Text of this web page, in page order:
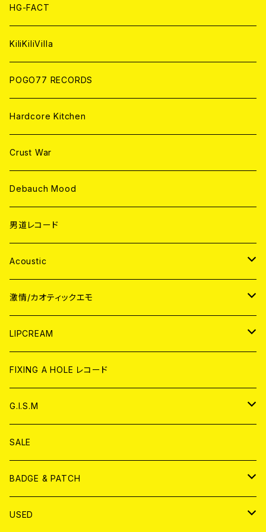
ANALOG
ANALOG
CD
ANALOG
HG-FACT
KiliKiliVilla
POGO77 RECORDS
Hardcore Kitchen
Crust War
Debauch Mood
男道レコード
Acoustic
JAPAN
CD
ANALOG
WORLD
CD
ANALOG
激情/カオティックエモ
JAPAN
CD
ANALOG
WORLD
CD
ANALOG
LIPCREAM
CD
アナログ
DVD
T-shirt & WEAR
FIXING A HOLE レコード
G.I.S.M
CD
ANALOG
T-SHIRT & WEAR
SALE
BADGE & PATCH
BADGE
USED